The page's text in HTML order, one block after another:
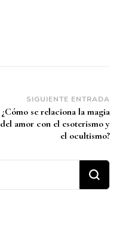
SIGUIENTE ENTRADA
¿Cómo se relaciona la magia
del amor con el esoterismo y
el ocultismo?